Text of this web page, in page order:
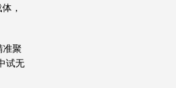
，
聚
试无